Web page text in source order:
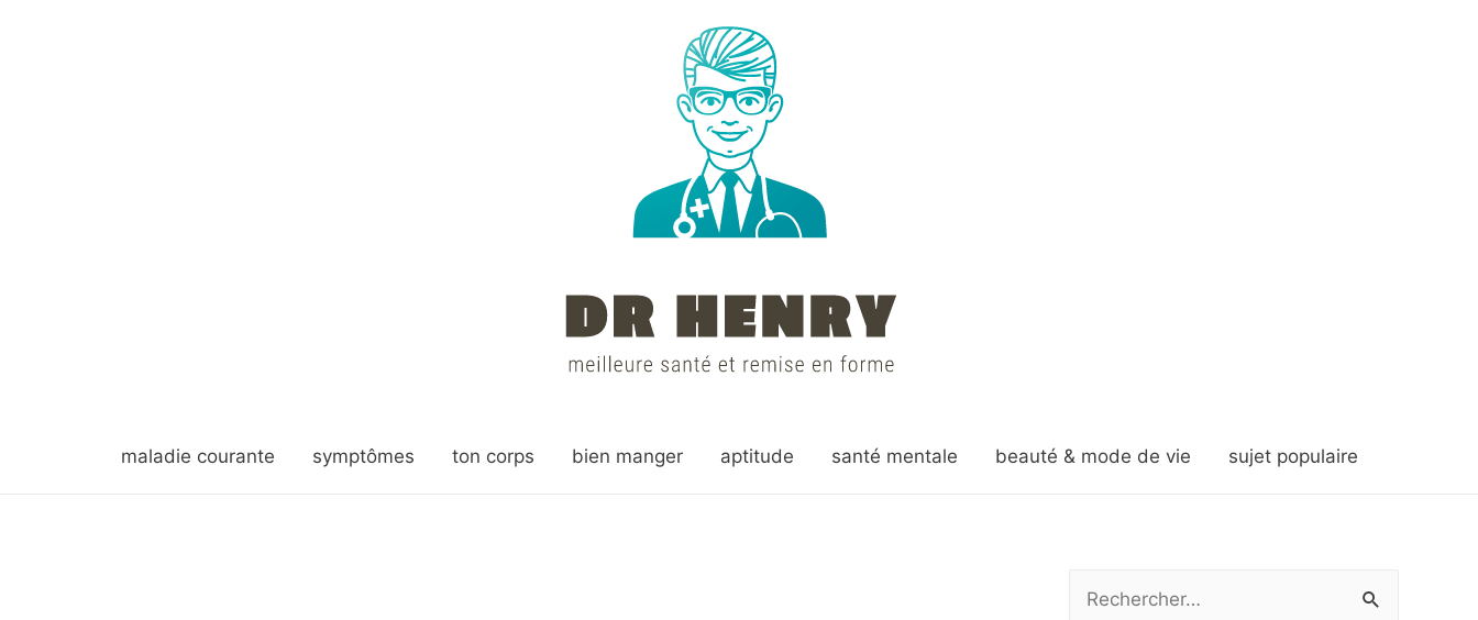
maladie courante symptômes ton corps bien manger aptitude santé mentale beauté & mode de vie sujet populaire